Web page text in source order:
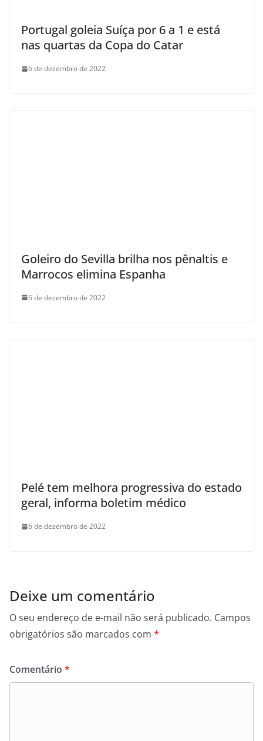
Portugal goleia Suíça por 6 a 1 e está
nas quartas da Copa do Catar
6 de dezembro de 2022
Goleiro do Sevilla brilha nos pênaltis e
Marrocos elimina Espanha
6 de dezembro de 2022
Pelé tem melhora progressiva do estado
geral, informa boletim médico
6 de dezembro de 2022
Deixe um comentário
O seu endereço de e-mail não será publicado. Campos
obrigatórios são marcados com *
Comentário *